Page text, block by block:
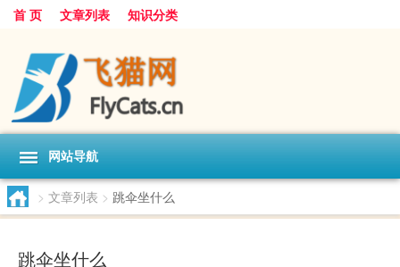
首 页 文章列表 知识分类
网站导航
> 文章列表 > 跳伞坐什么
跳伞坐什么